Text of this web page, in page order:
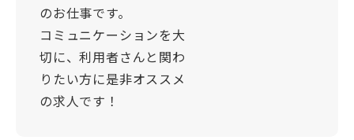
のお仕事です。
コミュニケーションを大
切に、利用者さんと関わ
りたい方に是非オススメ
の求人です！